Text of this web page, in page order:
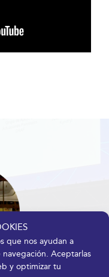
que nos ayudan a
Aceptarlas
y optimizar tu